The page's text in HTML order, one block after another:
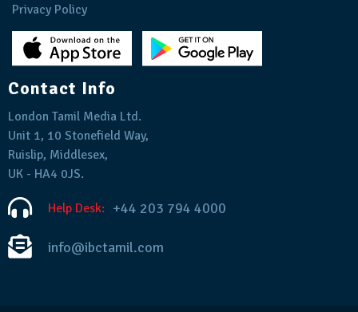
Privacy Policy
Contact Info
London Tamil Media Ltd.
Unit 1, 10 Stonefield Way,
Ruislip, Middlesex,
UK - HA4 0JS.
Help Desk: +44 203 794 4000
info@ibctamil.com